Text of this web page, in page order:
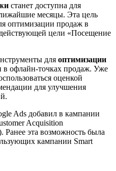
станет доступна для
месяцы. Эта цель
оптимизации продаж в
цели «Посещение
для оптимизации
в офлайн-точках продаж. Уже
оценкой
для улучшения
Ads добавил в кампании
Acquisition
Ранее эта возможность была
кампании Smart